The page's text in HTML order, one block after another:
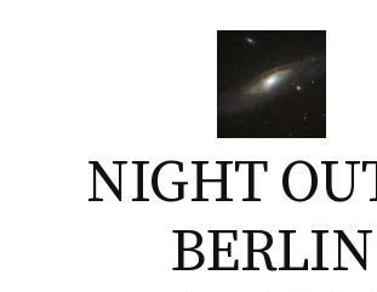
NIGHT
BERLIN